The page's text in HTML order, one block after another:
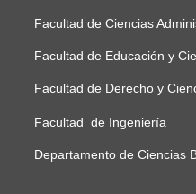
Facultad de Ciencias
Facultad de Educación y
Facultad de Derecho y
Facultad de Ingeniería
Departamento de Ciencias